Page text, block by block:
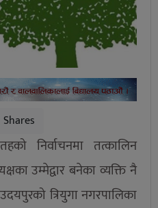
Shares
निर्वाचनमा तत्कालिन
उम्मेद्वार बनेका व्यक्ति नै
त्रियुगा नगरपालिका